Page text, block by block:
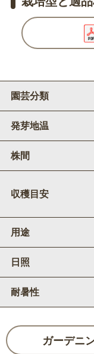
園芸分類
発芽地温
株間
収穫目安
用途
日照
耐暑性
ガーデニ